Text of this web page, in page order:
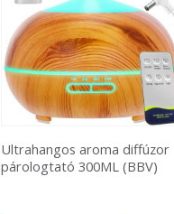
Ultrahangos aroma diffúzor
párologtató 300ML (BBV)